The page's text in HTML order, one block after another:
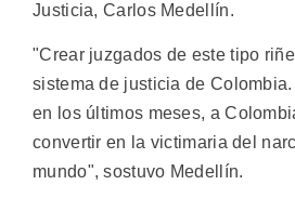
Justicia, Carlos Medellín.
"Crear juzgados de este tipo
sistema de justicia de
en los últimos meses, a
convertir en la victimaria del
mundo", sostuvo Medellín.